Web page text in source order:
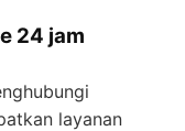
24 jam
layanan